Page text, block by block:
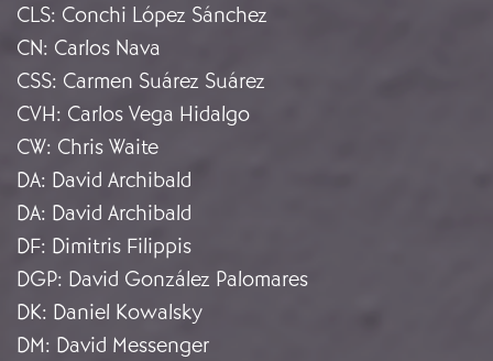
CLS: Conchi López Sánchez
CN: Carlos Nava
CSS: Carmen Suárez Suárez
CVH: Carlos Vega Hidalgo
CW: Chris Waite
DA: David Archibald
DA: David Archibald
DF: Dimitris Filippis
DGP: David González Palomares
DK: Daniel Kowalsky
DM: David Messenger